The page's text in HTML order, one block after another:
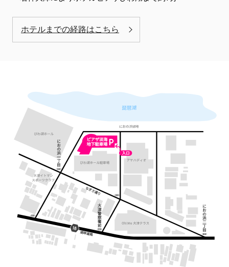
ホテルまでの経路はこちら